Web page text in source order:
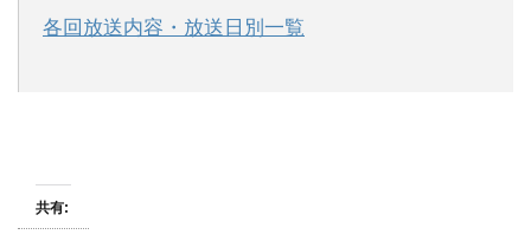
各回放送内容・放送日別一覧
共有: